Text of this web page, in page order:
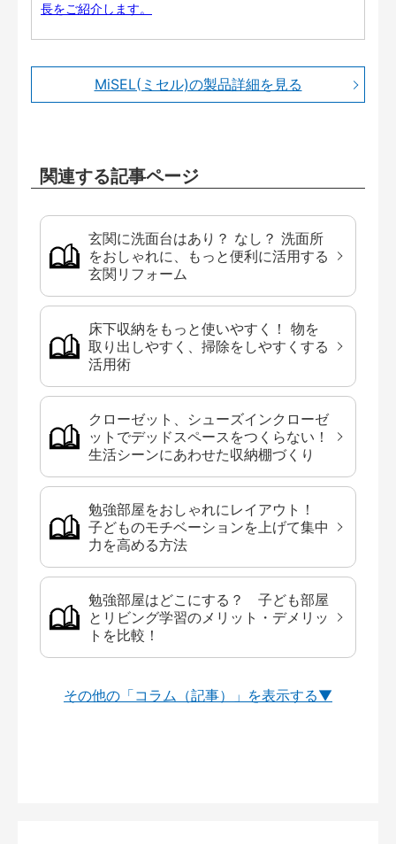
長をご紹介します。
MiSEL(ミセル)の製品詳細を見る
関連する記事ページ
玄関に洗面台はあり？ なし？ 洗面所
をおしゃれに、もっと便利に活用する
玄関リフォーム
床下収納をもっと使いやすく！ 物を
取り出しやすく、掃除をしやすくする
活用術
クローゼット、シューズインクローゼ
ットでデッドスペースをつくらない！
生活シーンにあわせた収納棚づくり
勉強部屋をおしゃれにレイアウト！
子どものモチベーションを上げて集中
力を高める方法
勉強部屋はどこにする？ 子ども部屋
とリビング学習のメリット・デメリッ
トを比較！
その他の「コラム（記事）」を